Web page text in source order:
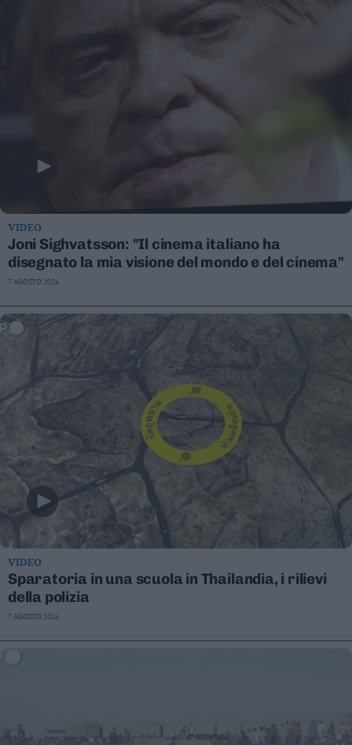
VIDEO
Joni Sighvatsson: "Il cinema italiano ha
disegnato la mia visione del mondo e del cinema"
7 AGOSTO 2026
VIDEO
Sparatoria in una scuola in Thailandia, i rilievi
della polizia
7 AGOSTO 2026